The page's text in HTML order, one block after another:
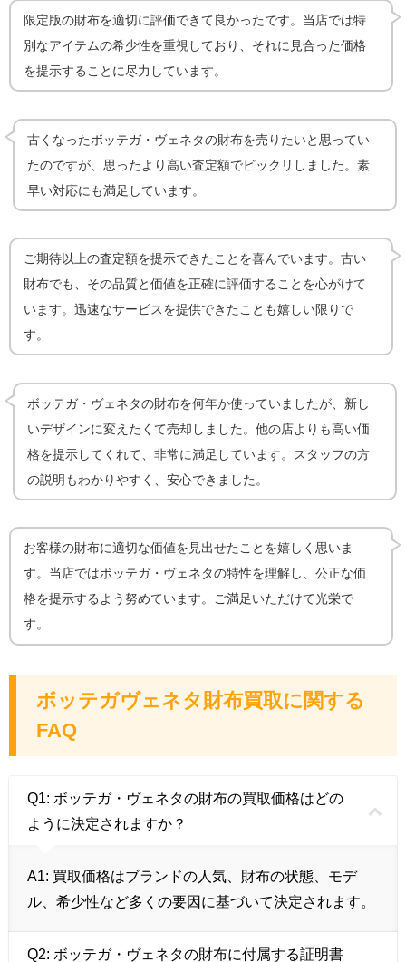
限定版の財布を適切に評価できて良かったです。当店では特
別なアイテムの希少性を重視しており、それに見合った価格
を提示することに尽力しています。
古くなったボッテガ・ヴェネタの財布を売りたいと思ってい
たのですが、思ったより高い査定額でビックリしました。素
早い対応にも満足しています。
ご期待以上の査定額を提示できたことを喜んでいます。古い
財布でも、その品質と価値を正確に評価することを心がけて
います。迅速なサービスを提供できたことも嬉しい限りで
す。
ボッテガ・ヴェネタの財布を何年か使っていましたが、新し
いデザインに変えたくて売却しました。他の店よりも高い価
格を提示してくれて、非常に満足しています。スタッフの方
の説明もわかりやすく、安心できました。
お客様の財布に適切な価値を見出せたことを嬉しく思いま
す。当店ではボッテガ・ヴェネタの特性を理解し、公正な価
格を提示するよう努めています。ご満足いただけて光栄で
す。
ボッテガヴェネタ財布買取に関する
FAQ
Q1: ボッテガ・ヴェネタの財布の買取価格はどの
ように決定されますか？
A1: 買取価格はブランドの人気、財布の状態、モデ
ル、希少性など多くの要因に基づいて決定されます。
Q2: ボッテガ・ヴェネタの財布に付属する証明書